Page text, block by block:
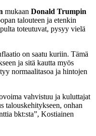
mukaan Donald Trumpin
talouteen ja etenkin
toteutuvat, pysyy vielä
on saatu kuriin. Tämä
ja sitä kautta myös
normaalitasoa ja hintojen
vahvistuu ja kuluttajat
talouskehitykseen, onhan
bkt:sta”, Kostiainen